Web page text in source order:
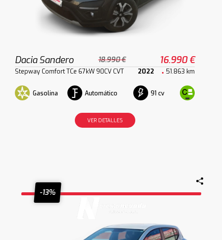
Dacia Sandero 18.990 € 16.990 €
Stepway Comfort TCe 67kW 90CV CVT 2022 51.863 km
Gasolina Automático 91 cv
VER DETALLES
-13%